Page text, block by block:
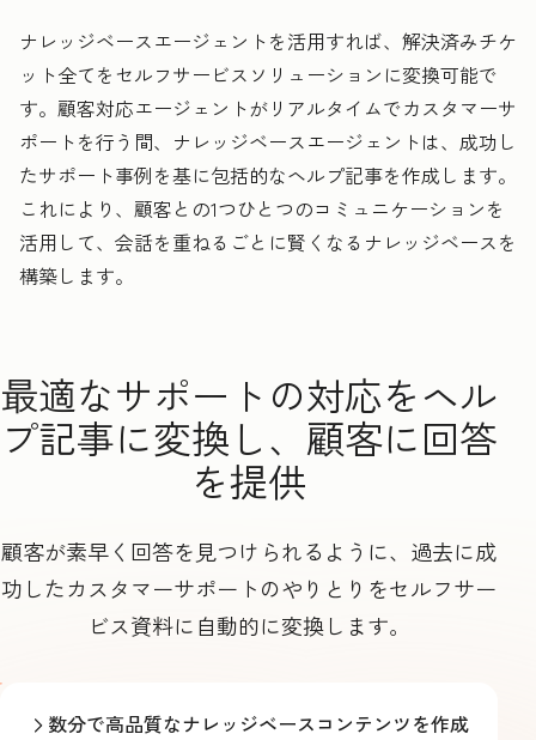
ナレッジベースエージェントを活用すれば、解決済みチケ
ット全てをセルフサービスソリューションに変換可能で
す。顧客対応エージェントがリアルタイムでカスタマーサ
ポートを行う間、ナレッジベースエージェントは、成功し
たサポート事例を基に包括的なヘルプ記事を作成します。
これにより、顧客との1つひとつのコミュニケーションを
活用して、会話を重ねるごとに賢くなるナレッジベースを
構築します。
最適なサポートの対応をヘル
プ記事に変換し、顧客に回答
を提供
顧客が素早く回答を見つけられるように、過去に成
功したカスタマーサポートのやりとりをセルフサー
ビス資料に自動的に変換します。
数分で高品質なナレッジベースコンテンツを作成